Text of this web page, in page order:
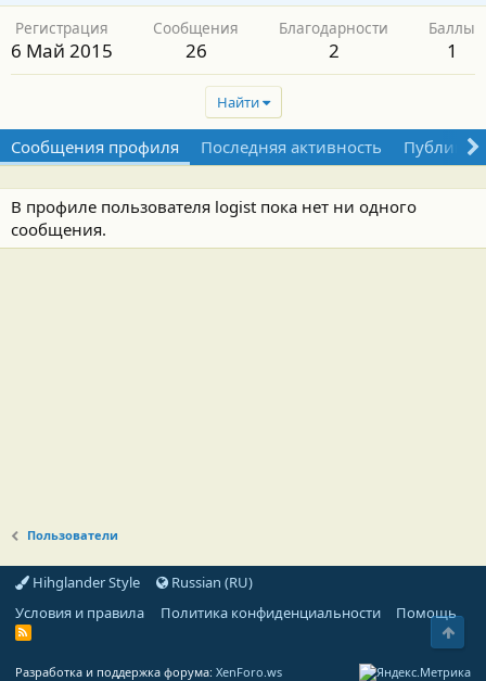
Регистрация
6 Май 2015
Сообщения
26
Благодарности
2
Баллы
1
Найти
Сообщения профиля Последняя активность
В профиле пользователя logist пока нет ни одного
сообщения.
Пользователи
Hihglander Style
Russian (RU)
Условия и правила
Политика конфиденциальности Помощь
R
Разработка и поддержка форума: XenForo.ws